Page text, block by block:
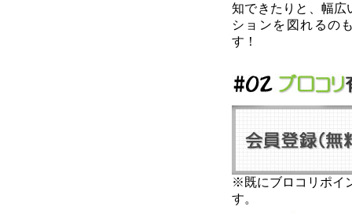
知できたりと、幅広
ションを図れるの
す！
※既にブロコリポイ
す。